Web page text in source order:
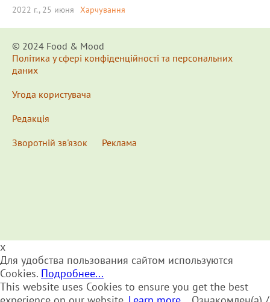
2022 г., 25 июня Харчування
© 2024 Food & Мood
Політика у сфері конфіденційності та персональних
даних
Угода користувача
Редакція
Зворотній зв'язок
Реклама
x
Для удобства пользования сайтом используются
Cookies. Подробнее...
This website uses Cookies to ensure you get the best